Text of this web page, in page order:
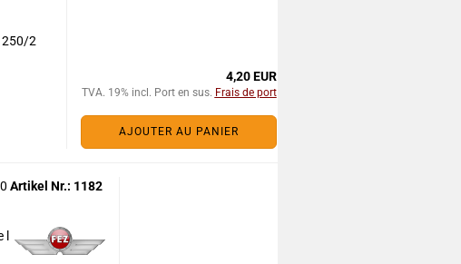
250/2
4,20 EUR
TVA. 19% incl. Port en sus. Frais de port
AJOUTER AU PANIER
Artikel Nr.: 1182